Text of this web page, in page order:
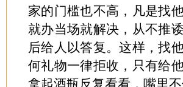
家的门槛也不高，凡是找
就办当场就解决，从不推
后给人以答复。这样，找
何礼物一律拒收，只有给
拿起酒瓶反复看看，嘴里